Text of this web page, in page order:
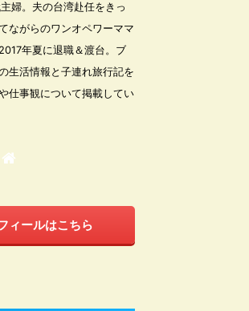
婦。夫の台湾赴任をきっ
ながらのワンオペワーママ
年夏に退職＆渡台。ブ
生活情報と子連れ旅行記を
仕事観について掲載してい
ィールはこちら